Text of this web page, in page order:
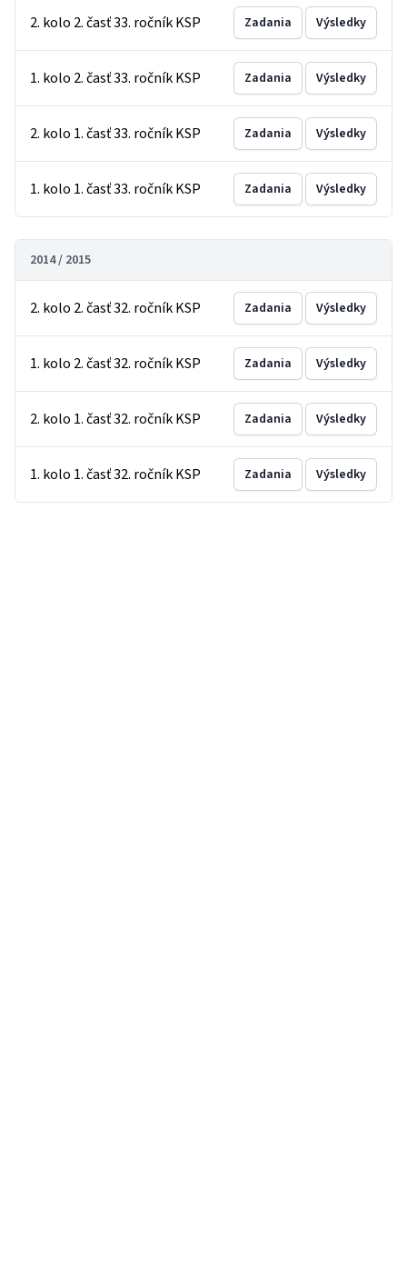
2. kolo 2. časť 33. ročník KSP Zadania Výsledky
1. kolo 2. časť 33. ročník KSP Zadania Výsledky
2. kolo 1. časť 33. ročník KSP Zadania Výsledky
1. kolo 1. časť 33. ročník KSP Zadania Výsledky
2014 / 2015
2. kolo 2. časť 32. ročník KSP Zadania Výsledky
1. kolo 2. časť 32. ročník KSP Zadania Výsledky
2. kolo 1. časť 32. ročník KSP Zadania Výsledky
1. kolo 1. časť 32. ročník KSP Zadania Výsledky